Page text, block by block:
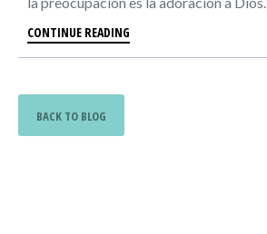
CONTINUE READING
BACK TO BLOG